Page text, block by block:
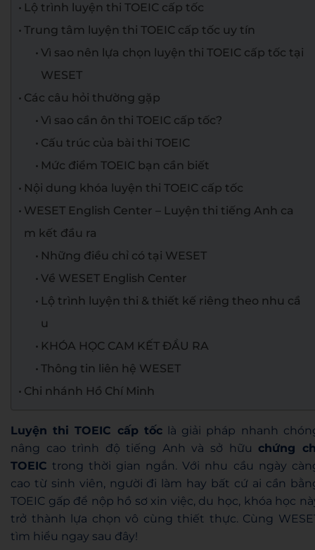
Lộ trình luyện thi TOEIC cấp tốc
Trung tâm luyện thi TOEIC cấp tốc uy tín
Vì sao nên lựa chọn luyện thi TOEIC cấp tốc tại
WESET
Các câu hỏi thường gặp
Vì sao cần ôn thi TOEIC cấp tốc?
Cấu trúc của bài thi TOEIC
Mức điểm TOEIC bạn cần biết
Nội dung khóa luyện thi TOEIC cấp tốc
WESET English Center – Luyện thi tiếng Anh ca
m kết đầu ra
Những điều chỉ có tại WESET
Về WESET English Center
Lộ trình luyện thi & thiết kế riêng theo nhu cầ
u
KHÓA HỌC CAM KẾT ĐẦU RA
Thông tin liên hệ WESET
Chi nhánh Hồ Chí Minh
Luyện thi TOEIC cấp tốclà giải pháp nhanh
nâng cao trình độ tiếng Anh và sở hữu chứng
TOEIC trong thời gian ngắn. Với nhu cầu ngày
cao từ sinh viên, người đi làm hay bất cứ ai cần
TOEIC gấp để nộp hồ sơ xin việc, du học, khóa học
trở thành lựa chọn vô cùng thiết thực. Cùng
tìm hiểu ngay sau đây!